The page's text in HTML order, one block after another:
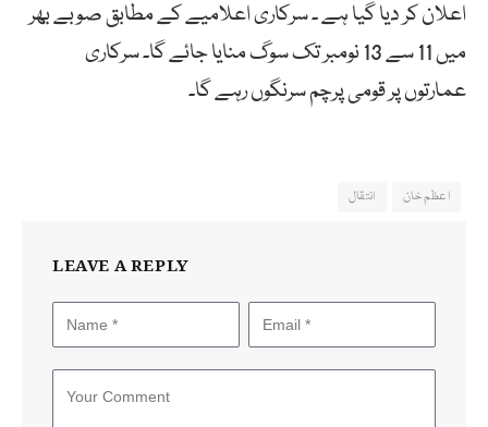
اعلان کر دیا گیا ہے ۔ سرکاری اعلامیے کے مطابق صوبے بھر
میں 11 سے 13 نومبر تک سوگ منایا جائے گا۔ سرکاری
عمارتوں پر قومی پرچم سرنگوں رہے گا۔
اعظم خان انتقال
LEAVE A REPLY